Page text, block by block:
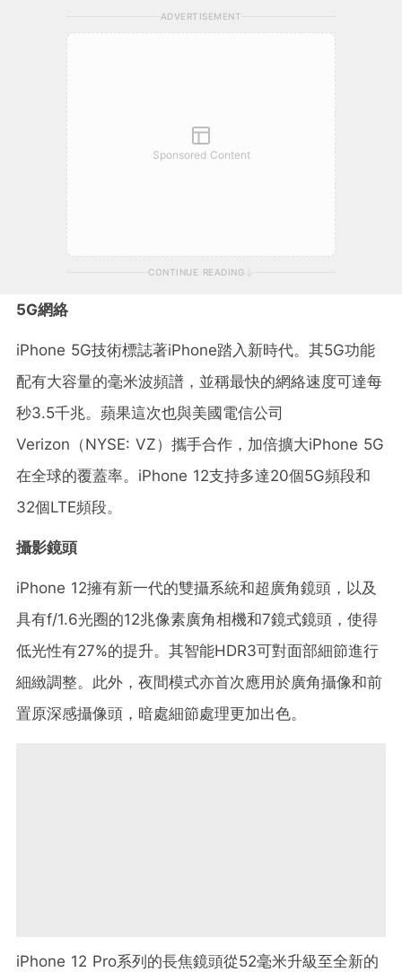
ADVERTISEMENT
Sponsored Content
CONTINUE READING
5G網絡
iPhone 5G技術標誌著iPhone踏入新時代。其5G功能
配有大容量的毫米波頻譜，並稱最快的網絡速度可達每
秒3.5千兆。蘋果這次也與美國電信公司
Verizon（NYSE: VZ）攜手合作，加倍擴大iPhone 5G
在全球的覆蓋率。iPhone 12支持多達20個5G頻段和
32個LTE頻段。
攝影鏡頭
iPhone 12擁有新一代的雙攝系統和超廣角鏡頭，以及
具有f/1.6光圈的12兆像素廣角相機和7鏡式鏡頭，使得
低光性有27%的提升。其智能HDR3可對面部細節進行
細緻調整。此外，夜間模式亦首次應用於廣角攝像和前
置原深感攝像頭，暗處細節處理更加出色。
iPhone 12 Pro系列的長焦鏡頭從52毫米升級至全新的